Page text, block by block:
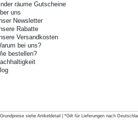
räume Gutscheine
uns
Newsletter
Rabatte
Versandkosten
bei uns?
bestellen?
siehe Artikeldetail | *Gilt für Lieferungen nach